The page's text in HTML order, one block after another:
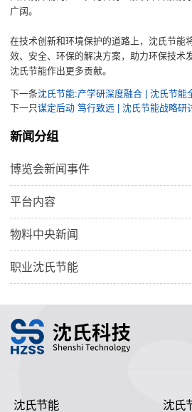
广阔。
在技术创新和环境保护的道路上，沈氏节能
效、安全、环保的解决方案，助力环保技术
沈氏节能作出更多贡献。
下一条
下一只
新闻分组
博览会新闻事件
平台内容
物料中央新闻
职业沈氏节能
沈氏节能 沈氏